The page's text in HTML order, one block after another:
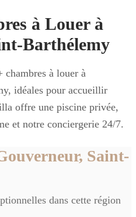
à Louer à
Barthélemy
chambres à louer à
idéales pour accueillir
offre une piscine privée,
et notre conciergerie 24/7.
Saint-
dans cette région